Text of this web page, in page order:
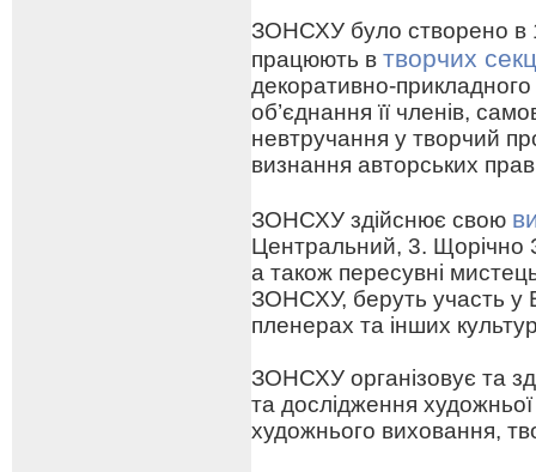
ЗОНСХУ було створено в
працюють в творчих
декоративно-
об’єднання її членів,
невтручання у творчий
визнання авторських
ЗОНСХУ здійснює свою
Центральний, 3. Щорічно
а також пересувні
ЗОНСХУ, беруть участь у
пленерах та інших
ЗОНСХУ організовує та
та дослідження
художнього виховання,